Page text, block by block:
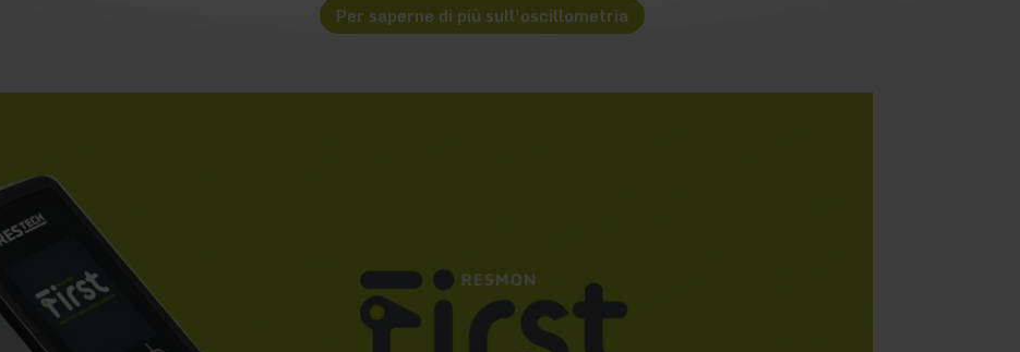
Per saperne di più sull'oscillometria